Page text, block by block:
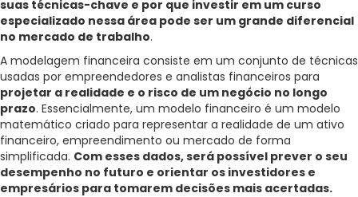
MINHA CONTA
PORTAL EAD
suas técnicas-chave e por que investir em um curso
especializado nessa área pode ser um grande diferencial
no mercado de trabalho.
A modelagem financeira consiste em um conjunto de técnicas
usadas por empreendedores e analistas financeiros para
projetar a realidade e o risco de um negócio no longo
prazo. Essencialmente, um modelo financeiro é um modelo
matemático criado para representar a realidade de um ativo
financeiro, empreendimento ou mercado de forma
simplificada. Com esses dados, será possível prever o seu
desempenho no futuro e orientar os investidores e
empresários para tomarem decisões mais acertadas.